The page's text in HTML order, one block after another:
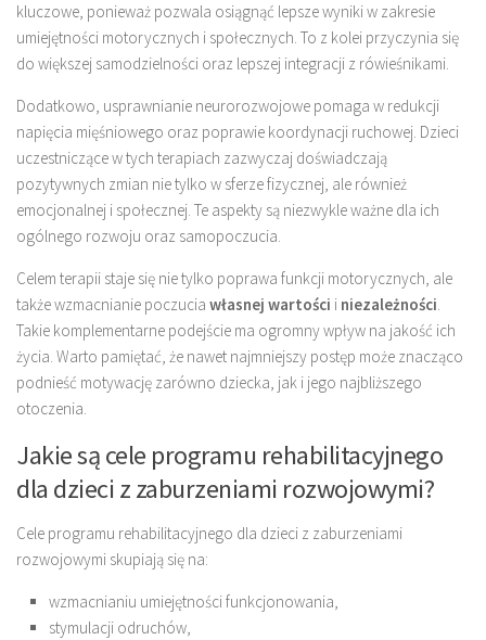
kluczowe, ponieważ pozwala osiągnąć lepsze wyniki w zakresie
umiejętności motorycznych i społecznych. To z kolei przyczynia się
do większej samodzielności oraz lepszej integracji z rówieśnikami.
Dodatkowo, usprawnianie neurorozwojowe pomaga w redukcji
napięcia mięśniowego oraz poprawie koordynacji ruchowej. Dzieci
uczestniczące w tych terapiach zazwyczaj doświadczają
pozytywnych zmian nie tylko w sferze fizycznej, ale również
emocjonalnej i społecznej. Te aspekty są niezwykle ważne dla ich
ogólnego rozwoju oraz samopoczucia.
Celem terapii staje się nie tylko poprawa funkcji motorycznych, ale
także wzmacnianie poczucia własnej wartości i niezależności.
Takie komplementarne podejście ma ogromny wpływ na jakość ich
życia. Warto pamiętać, że nawet najmniejszy postęp może znacząco
podnieść motywację zarówno dziecka, jak i jego najbliższego
otoczenia.
Jakie są cele programu rehabilitacyjnego
dla dzieci z zaburzeniami rozwojowymi?
Cele programu rehabilitacyjnego dla dzieci z zaburzeniami
rozwojowymi skupiają się na:
wzmacnianiu umiejętności funkcjonowania,
stymulacji odruchów,